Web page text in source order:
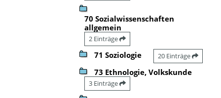
70 Sozialwissenschaften
allgemein
2 Einträge
71 Soziologie 20 Einträge
73 Ethnologie, Volkskunde
3 Einträge